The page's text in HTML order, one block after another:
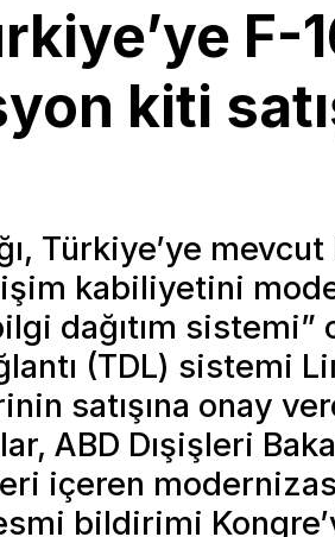
F-
kiti
Türkiye’ye mevcut
kabiliyetini
dağıtım sistemi”
(TDL) sistemi
satışına onay
ABD Dışişleri
içeren
bildirimi